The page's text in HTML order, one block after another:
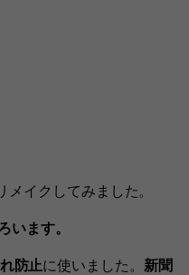
イクしてみました。
います。
防止に使いました。 新聞